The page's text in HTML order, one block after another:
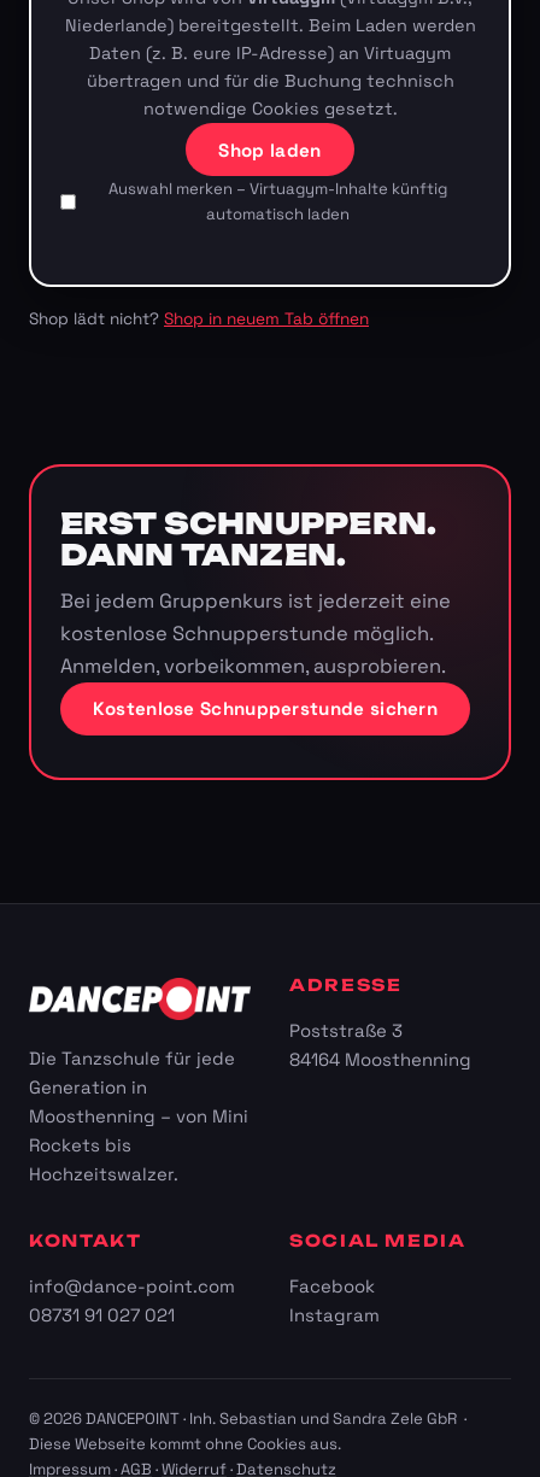
Niederlande) bereitgestellt. Beim Laden werden
Daten (z. B. eure IP-Adresse) an Virtuagym
übertragen und für die Buchung technisch
notwendige Cookies gesetzt.
Shop laden
Auswahl merken – Virtuagym-Inhalte künftig
automatisch laden
Shop lädt nicht? Shop in neuem Tab öffnen
ERST SCHNUPPERN.
DANN TANZEN.
Bei jedem Gruppenkurs ist jederzeit eine
kostenlose Schnupperstunde möglich.
Anmelden, vorbeikommen, ausprobieren.
Kostenlose Schnupperstunde sichern
Die Tanzschule für jede
Generation in
Moosthenning – von Mini
Rockets bis
Hochzeitswalzer.
ADRESSE
Poststraße 3
84164 Moosthenning
KONTAKT
info@dance-point.com
08731 91 027 021
SOCIAL MEDIA
Facebook
Instagram
© 2026 DANCEPOINT · Inh. Sebastian und Sandra Zele GbR ·
Diese Webseite kommt ohne Cookies aus.
Impressum·AGB ·Widerruf·Datenschutz